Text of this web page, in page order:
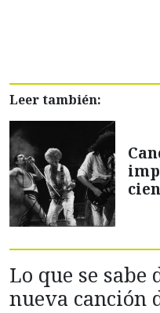
Leer también:
Lo que se sabe
nueva canción